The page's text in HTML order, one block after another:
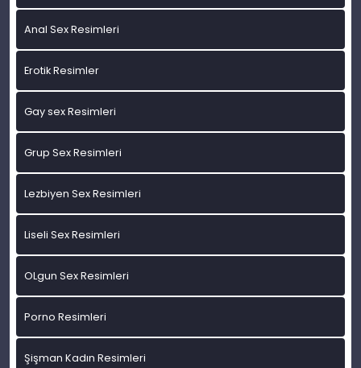
Anal Sex Resimleri
Erotik Resimler
Gay sex Resimleri
Grup Sex Resimleri
Lezbiyen Sex Resimleri
Liseli Sex Resimleri
OLgun Sex Resimleri
Porno Resimleri
Şişman Kadın Resimleri